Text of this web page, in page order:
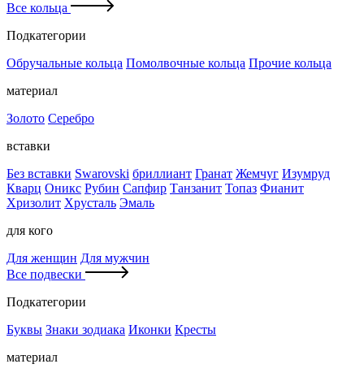
Все кольца
Подкатегории
Обручальные кольца Помолвочные кольца Прочие кольца
материал
Золото Серебро
вставки
Без вставки Swarovski бриллиант Гранат Жемчуг Изумруд
Кварц Оникс Рубин Сапфир Танзанит Топаз Фианит
Хризолит Хрусталь Эмаль
для кого
Для женщин Для мужчин
Все подвески
Подкатегории
Буквы Знаки зодиака Иконки Кресты
материал